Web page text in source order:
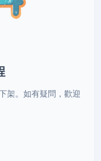
架。如有疑問，歡迎